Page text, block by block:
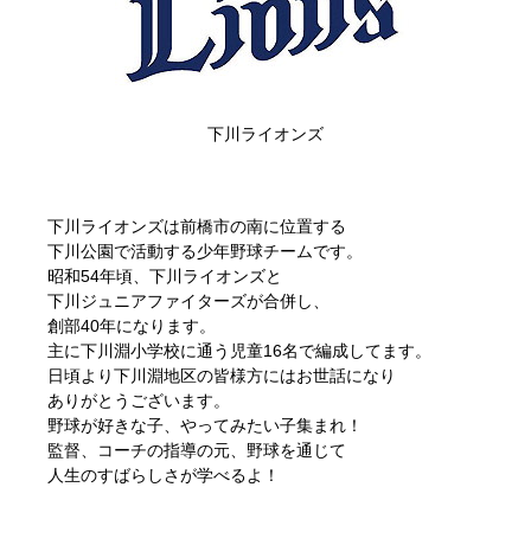
下川ライオンズ
下川ライオンズは前橋市の南に位置する
下川公園で活動する少年野球チームです。
昭和54年頃、下川ライオンズと
下川ジュニアファイターズが合併し、
創部40年になります。
主に下川淵小学校に通う児童16名で編成してます。
日頃より下川淵地区の皆様方にはお世話になり
ありがとうございます。
野球が好きな子、やってみたい子集まれ！
監督、コーチの指導の元、野球を通じて
人生のすばらしさが学べるよ！